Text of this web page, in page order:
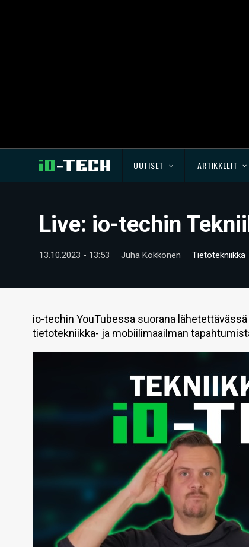
UUTISET ARTIKKELIT
Live: io-techin
13.10.2023 - 13:53 Juha Kokkonen Tietotekniikka
io-techin YouTubessa suorana
tietotekniikka- ja mobiilimaailman